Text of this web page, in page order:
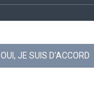
OUI, JE SUIS D'ACCORD